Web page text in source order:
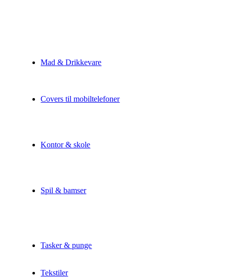
Mad & Drikkevare
Covers til mobiltelefoner
Kontor & skole
Spil & bamser
Tasker & punge
Tekstiler